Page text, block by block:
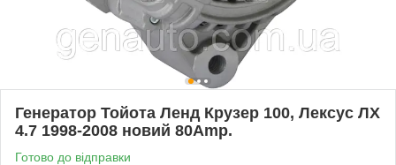
Генератор Тойота Ленд Крузер 100, Лексус ЛХ
4.7 1998-2008 новий 80Amp.
Готово до відправки